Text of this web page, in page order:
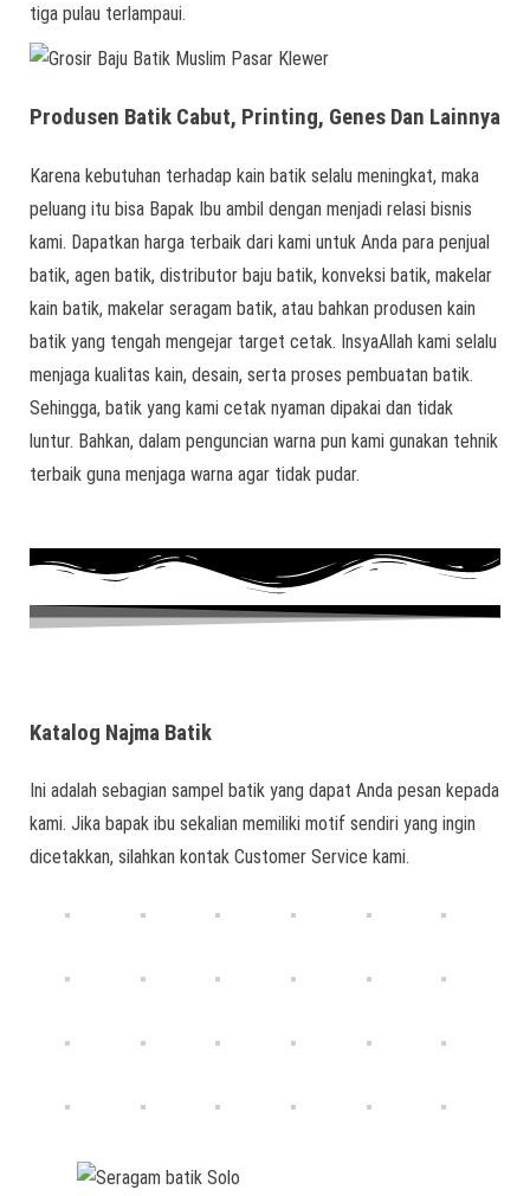
tiga pulau terlampaui.
Produsen Batik Cabut, Printing, Genes Dan Lainnya
Karena kebutuhan terhadap kain batik selalu meningkat, maka
peluang itu bisa Bapak Ibu ambil dengan menjadi relasi bisnis
kami. Dapatkan harga terbaik dari kami untuk Anda para penjual
batik, agen batik, distributor baju batik, konveksi batik, makelar
kain batik, makelar seragam batik, atau bahkan produsen kain
batik yang tengah mengejar target cetak. InsyaAllah kami selalu
menjaga kualitas kain, desain, serta proses pembuatan batik.
Sehingga, batik yang kami cetak nyaman dipakai dan tidak
luntur. Bahkan, dalam penguncian warna pun kami gunakan tehnik
terbaik guna menjaga warna agar tidak pudar.
Katalog Najma Batik
Ini adalah sebagian sampel batik yang dapat Anda pesan kepada
kami. Jika bapak ibu sekalian memiliki motif sendiri yang ingin
dicetakkan, silahkan kontak Customer Service kami.